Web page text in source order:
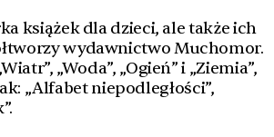
książek dla dzieci, ale także ich
wydawnictwo Muchomor.
„Woda”, „Ogień” i „Ziemia”,
„Alfabet niepodległości”,